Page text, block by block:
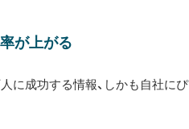
が上がる
に成功する情報、しかも自社にぴ